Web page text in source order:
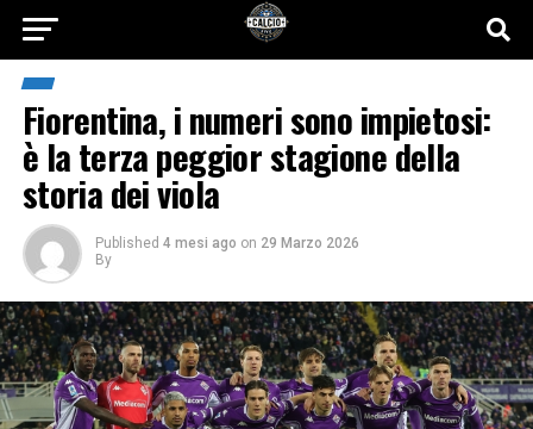
Fiorentina, i numeri sono impietosi:
è la terza peggior stagione della
storia dei viola
Published 4 mesi ago on 29 Marzo 2026
By